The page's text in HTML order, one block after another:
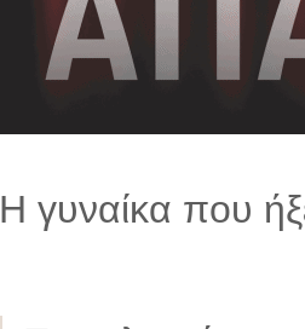
Η γυναίκα που